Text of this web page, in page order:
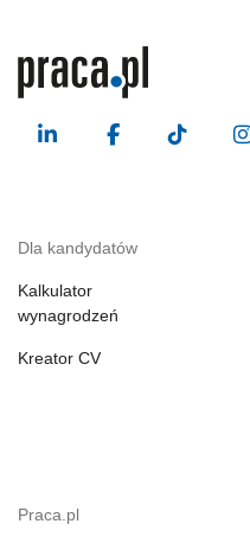
Dla kandydatów
Kalkulator
wynagrodzeń
Kreator CV
Praca.pl